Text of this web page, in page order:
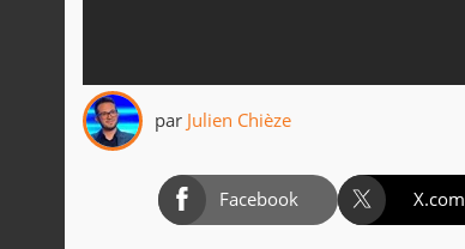
par Julien Chièze
Facebook X.com